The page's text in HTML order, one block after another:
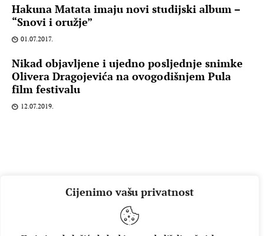
Cijenimo vašu privatnost
Hakuna Matata imaju novi studijski album –
“Snovi i oružje”
01.07.2017.
Nikad objavljene i ujedno posljednje snimke
Olivera Dragojevića na ovogodišnjem Pula
film festivalu
12.07.2019.